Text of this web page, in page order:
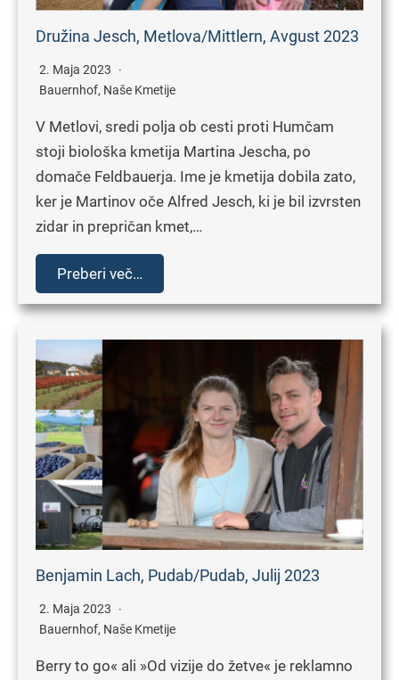
Družina Jesch, Metlova/Mittlern, Avgust 2023
2. Maja 2023
Bauernhof, Naše Kmetije
V Metlovi, sredi polja ob cesti proti Humčam
stoji biološka kmetija Martina Jescha, po
domače Feldbauerja. Ime je kmetija dobila zato,
ker je Martinov oče Alfred Jesch, ki je bil izvrsten
zidar in prepričan kmet,…
Preberi več…
Benjamin Lach, Pudab/Pudab, Julij 2023
2. Maja 2023
Bauernhof, Naše Kmetije
Berry to go« ali »Od vizije do žetve« je reklamno